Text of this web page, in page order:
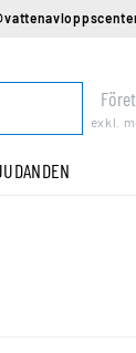
exkl.